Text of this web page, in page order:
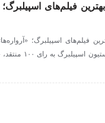
فیلم‌های
فیلم‌های اسپیلبرگ؛
فیلم‌های